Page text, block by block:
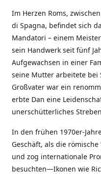
Im Herzen Roms,
di Spagna, befindet sich
Mandatori – einem
sein Handwerk seit fünf
Aufgewachsen in einer
seine Mutter arbeitete bei
Großvater war ein
erbte Dan eine
unerschütterliches
In den frühen 1970er-
Geschäft, als die römische
und zog internationale
besuchten—Ikonen wie